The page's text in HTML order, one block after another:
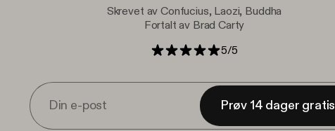
Skrevet av Confucius, Laozi, Buddha
Fortalt av Brad Carty
5/5
Prøv 14 dager gratis